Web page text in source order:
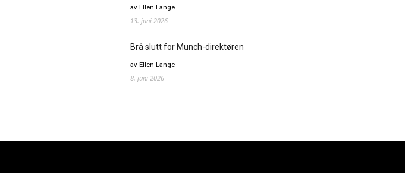
av Ellen Lange
13. juni 2026
Brå slutt for Munch-direktøren
av Ellen Lange
8. juni 2026